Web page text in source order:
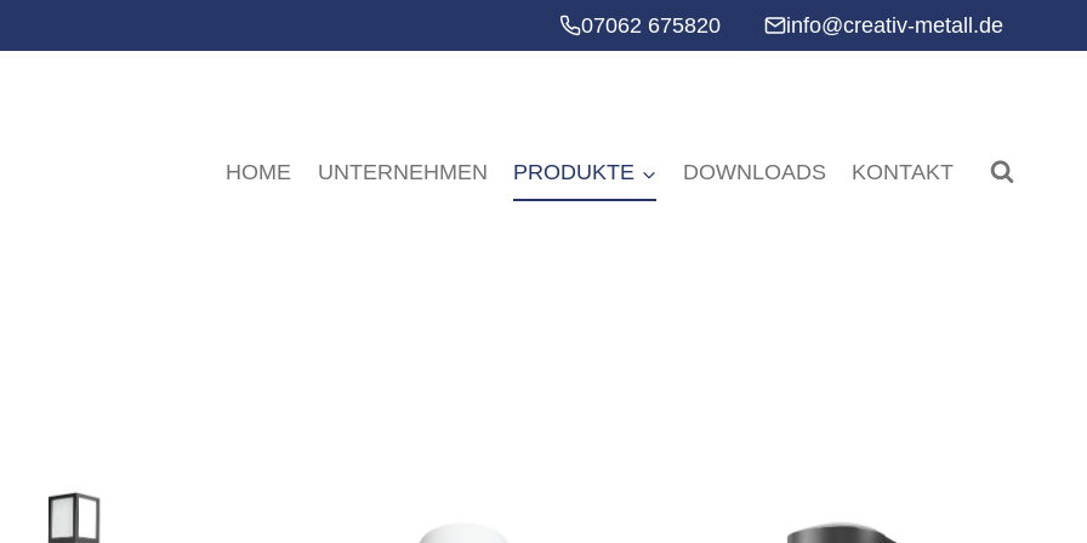
07062 675820 info@creativ-metall.de
HOME UNTERNEHMEN PRODUKTE DOWNLOADS KONTAKT